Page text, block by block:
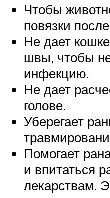
Чтобы
повязки
Не дает
швы, чтобы
инфекцию.
Не дает
голове.
Уберегает
Помогает
и впитаться
лекарствам.